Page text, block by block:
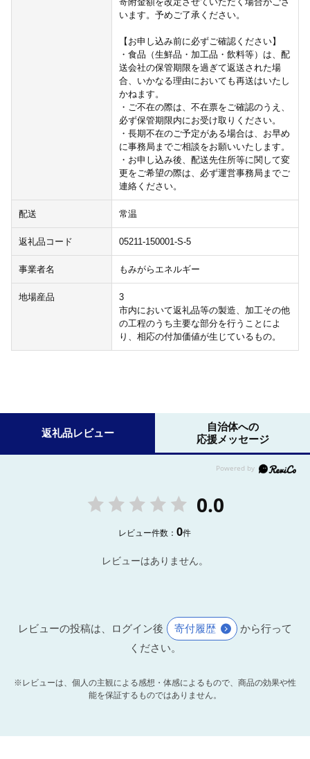
います。予めご了承ください。
【お申し込み前に必ずご確認ください】
・食品（生鮮品・加工品・飲料等）は、配
送会社の保管期限を過ぎて返送された場
合、いかなる理由においても再送はいたし
かねます。
・ご不在の際は、不在票をご確認のうえ、
必ず保管期限内にお受け取りください。
・長期不在のご予定がある場合は、お早め
に事務局までご相談をお願いいたします。
・お申し込み後、配送先住所等に関して変
更をご希望の際は、必ず運営事務局までご
連絡ください。
配送 常温
返礼品コード 05211-150001-S-5
事業者名 もみがらエネルギー
地場産品
3
市内において返礼品等の製造、加工その他
の工程のうち主要な部分を行うことによ
り、相応の付加価値が生じているもの。
返礼品レビュー
自治体への
応援メッセージ
0.0
レビュー件数：0件
レビューはありません。
レビューの投稿は、ログイン後 寄付履歴
から行って
ください。
※レビューは、個人の主観による感想・体感によるもので、商品の効果や性
能を保証するものではありません。